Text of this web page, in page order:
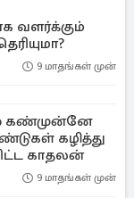
வளர்க்கும்
9 மாதங்கள் முன்
கண்முன்னே
கழித்து
காதலன்
9 மாதங்கள் முன்